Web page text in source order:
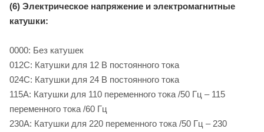
(6) Электрическое напряжение и электромагнитные
катушки:
0000: Без катушек
012C: Катушки для 12 B постоянного тока
024C: Катушки для 24 B постоянного тока
115A: Катушки для 110 переменного тока /50 Гц – 115
переменного тока /60 Гц
230A: Катушки для 220 переменного тока /50 Гц – 230